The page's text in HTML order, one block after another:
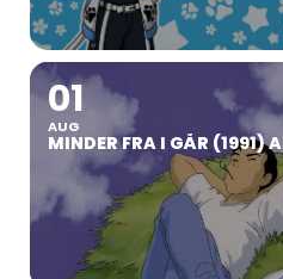
01
AUG
MINDER FRA I GÅR (1991)